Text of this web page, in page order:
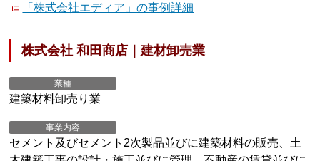
「株式会社エディア」の事例詳細
株式会社 和田商店｜建材卸売業
業種
建築材料卸売り業
事業内容
セメント及びセメント2次製品並びに建築材料の販売、土